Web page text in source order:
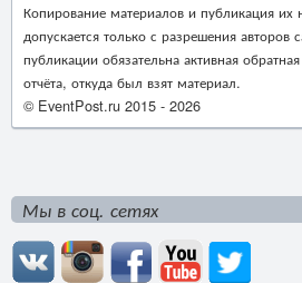
Копирование материалов и публикация их
допускается только с разрешения
публикации обязательна активная
отчёта, откуда был взят материал.
© EventPost.ru 2015 - 2026
Мы в соц. сетях